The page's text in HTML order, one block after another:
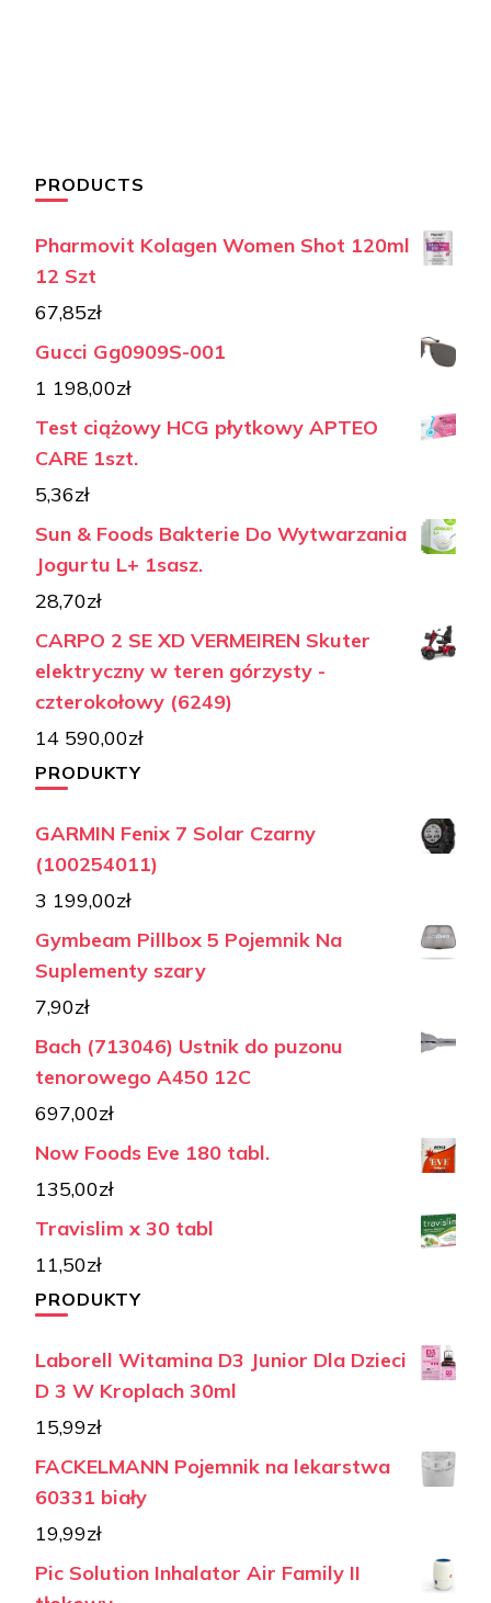
PRODUCTS
Pharmovit Kolagen Women Shot 120ml
12 Szt
67,85zł
Gucci Gg0909S-001
1 198,00zł
Test ciążowy HCG płytkowy APTEO
CARE 1szt.
5,36zł
Sun & Foods Bakterie Do Wytwarzania
Jogurtu L+ 1sasz.
28,70zł
CARPO 2 SE XD VERMEIREN Skuter
elektryczny w teren górzysty -
czterokołowy (6249)
14 590,00zł
PRODUKTY
GARMIN Fenix 7 Solar Czarny
(100254011)
3 199,00zł
Gymbeam Pillbox 5 Pojemnik Na
Suplementy szary
7,90zł
Bach (713046) Ustnik do puzonu
tenorowego A450 12C
697,00zł
Now Foods Eve 180 tabl.
135,00zł
Travislim x 30 tabl
11,50zł
PRODUKTY
Laborell Witamina D3 Junior Dla Dzieci
D 3 W Kroplach 30ml
15,99zł
FACKELMANN Pojemnik na lekarstwa
60331 biały
19,99zł
Pic Solution Inhalator Air Family II